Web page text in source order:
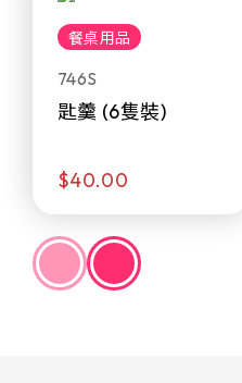
餐桌用品
746S
匙羹 (6隻裝)
$40.00